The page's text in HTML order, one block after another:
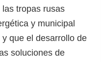
tropas rusas
y municipal
que el desarrollo de
soluciones de